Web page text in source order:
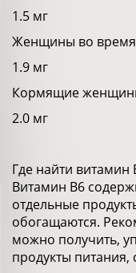
1.5 мг
Женщины во время
1.9 мг
Кормящие
2.0 мг
Где найти витамин
Витамин В6
отдельные
обогащаются.
можно получить,
продукты питания,